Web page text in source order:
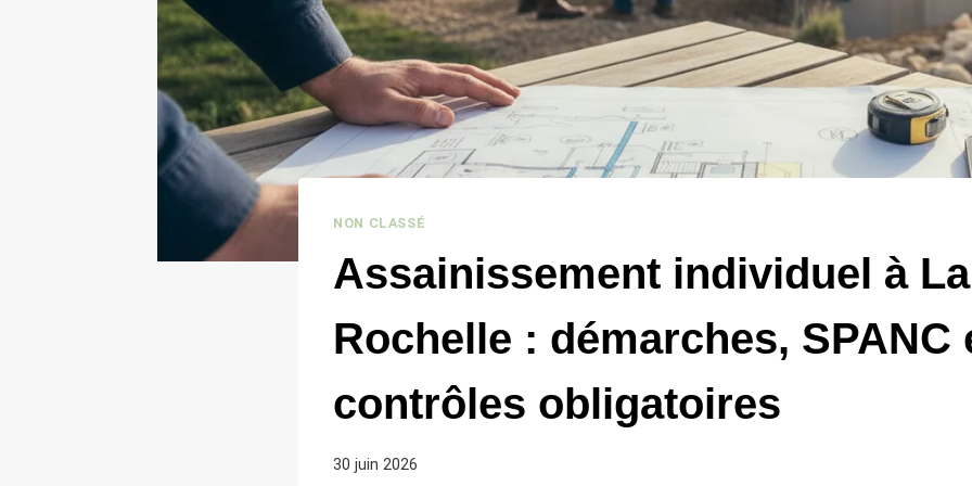
NON CLASSÉ
Assainissement individuel à La
Rochelle : démarches, SPANC
contrôles obligatoires
30 juin 2026